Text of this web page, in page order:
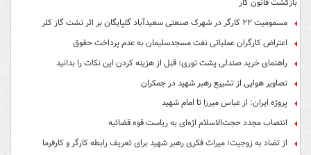
بازگشت قانون کار
مسمومیت ۲۲ کارگر در شهرک صنعتی سعیدآباد گلپایگان بر اثر نشت گاز کلر
اعتراض کارگران عملیاتی نفت مسجدسلیمان به عدم پرداخت حقوق
راهنمای خرید صندلی پشت توری؛ قبل از هزینه کردن این نکات را بدانید
تصاویر هوایی از تشییع رهبر شهید در جمکران
پروژه ایران: از عباس میرزا تا امام شهید
انتصاب مجدد حجت‌الاسلام اژه‌ای به ریاست قوه‌ قضائیه
از تضاد به زوجیت؛ میراث فکری رهبر شهید برای تعریف رابطه کارگر و کارفرما